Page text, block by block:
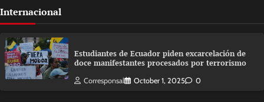
Internacional
Estudiantes de Ecuador piden excarcelación de
doce manifestantes procesados por terrorismo
Corresponsal October 1, 2025 0